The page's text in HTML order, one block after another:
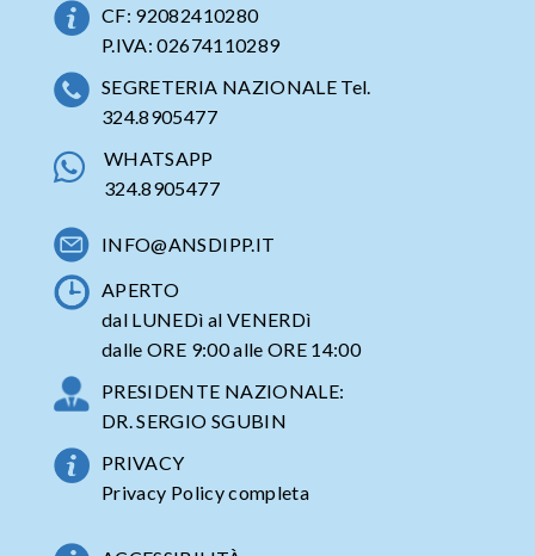
CF: 92082410280
P.IVA: 02674110289
SEGRETERIA NAZIONALE Tel.
324.8905477
WHATSAPP
324.8905477
INFO@ANSDIPP.IT
APERTO
dal LUNEDì al VENERDì
dalle ORE 9:00 alle ORE 14:00
PRESIDENTE NAZIONALE:
DR. SERGIO SGUBIN
PRIVACY
Privacy Policy completa